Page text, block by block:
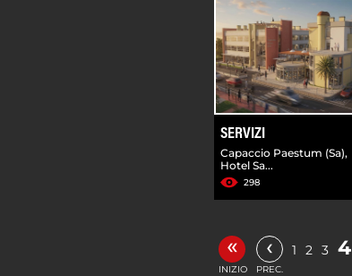
SERVIZI
Capaccio Paestum (Sa),
Hotel Sa...
298
«
INIZIO
‹
PREC.
1 2 3 4